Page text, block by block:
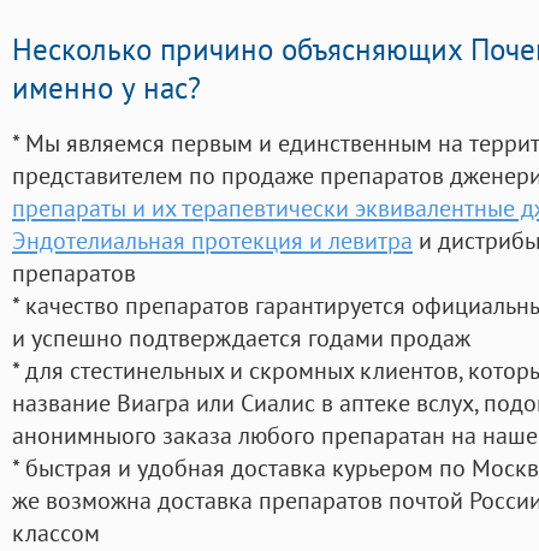
Несколько причино объясняющих
именно у нас?
* Мы являемся первым и единственным на
представителем по продаже препаратов
препараты и их терапевтически эквивалентные
Эндотелиальная протекция и левитра и
препаратов
* качество препаратов гарантируется
и успешно подтверждается годами продаж
* для стестинельных и скромных клиентов,
название Виагра или Сиалис в аптеке вслух,
анонимныого заказа любого препаратан на
* быстрая и удобная доставка курьером по
же возможна доставка препаратов почтой
классом